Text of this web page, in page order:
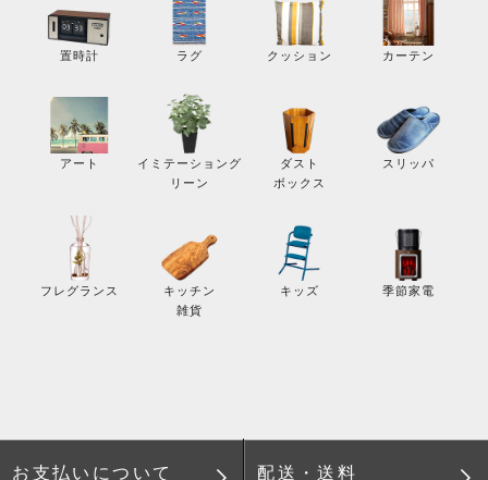
置時計 ラグ クッション カーテン
アート
イミテーショング
リーン
ダスト
ボックス
スリッパ
フレグランス
キッチン
雑貨
キッズ 季節家電
お支払いについて 配送・送料